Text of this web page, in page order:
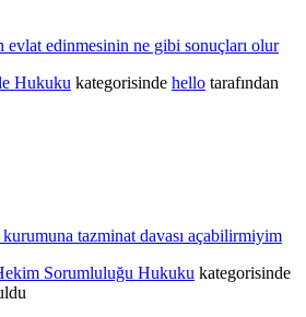
evlat edinmesinin ne gibi sonuçları olur
Hukuku kategorisinde hello tarafından
kurumuna tazminat davası açabilirmiyim
Sorumluluğu Hukuku kategorisinde